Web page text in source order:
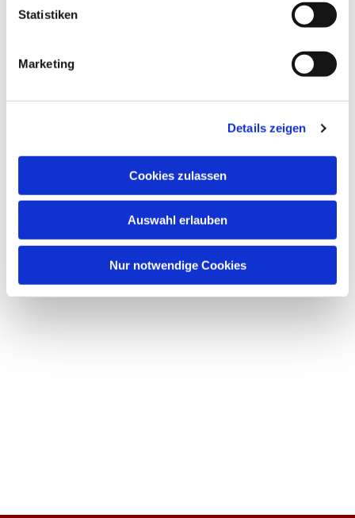
Statistiken
Marketing
Details zeigen
Cookies zulassen
Auswahl erlauben
Nur notwendige Cookies